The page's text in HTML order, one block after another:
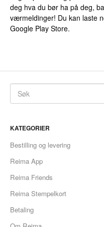
deg hva du bør ha på deg,
værmeldinger! Du kan laste
Google Play Store.
KATEGORIER
Bestilling og levering
Reima App
Reima Friends
Reima Stempelkort
Betaling